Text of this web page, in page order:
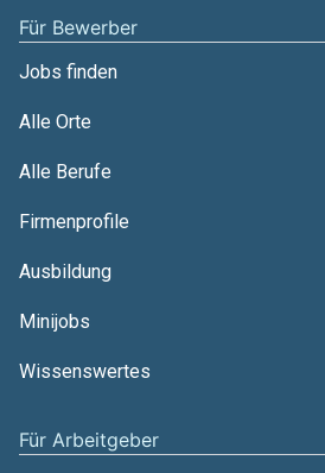
Für Bewerber
Jobs finden
Alle Orte
Alle Berufe
Firmenprofile
Ausbildung
Minijobs
Wissenswertes
Für Arbeitgeber